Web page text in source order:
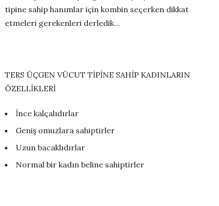
tipine sahip hanımlar için kombin seçerken dikkat
etmeleri gerekenleri derledik…
TERS ÜÇGEN VÜCUT TİPİNE SAHİP KADINLARIN
ÖZELLİKLERİ
İnce kalçalıdırlar
Geniş omuzlara sahiptirler
Uzun bacaklıdırlar
Normal bir kadın beline sahiptirler